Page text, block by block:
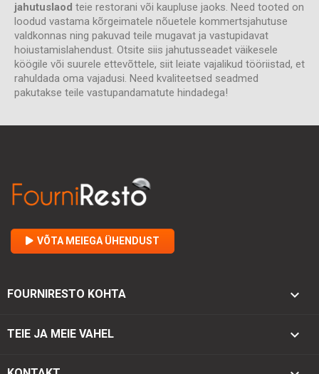
jahutuslaod teie restorani või kaupluse jaoks. Need tooted on
loodud vastama kõrgeimatele nõuetele kommertsjahutuse
valdkonnas ning pakuvad teile mugavat ja vastupidavat
hoiustamislahendust. Otsite siis jahutusseadet väikesele
köögile või suurele ettevõttele, siit leiate vajalikud tööriistad, et
rahuldada oma vajadusi. Need kvaliteetsed seadmed
pakutakse teile vastupandamatute hindadega!
VÕTA MEIEGA ÜHENDUST
FOURNIRESTO KOHTA 
TEIE JA MEIE VAHEL 